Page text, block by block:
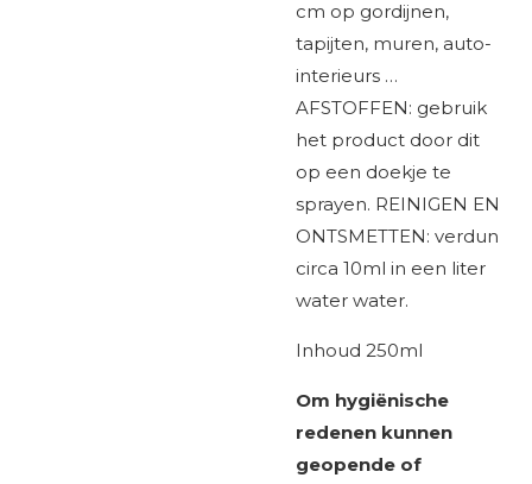
cm op gordijnen,
tapijten, muren, auto-
interieurs …
AFSTOFFEN: gebruik
het product door dit
op een doekje te
sprayen. REINIGEN EN
ONTSMETTEN: verdun
circa 10ml in een liter
water water.
Inhoud 250ml
Om hygiënische
redenen kunnen
geopende of